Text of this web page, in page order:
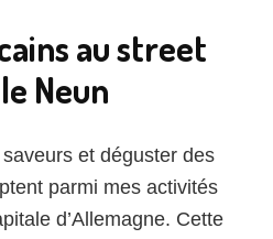
au street
Neun
et déguster des
parmi mes activités
d’Allemagne. Cette